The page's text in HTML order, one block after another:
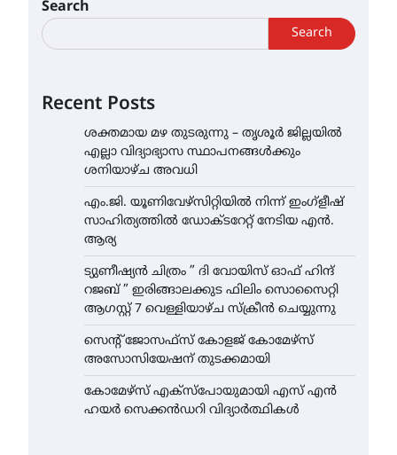
Search
Search
Recent Posts
ശക്തമായ മഴ തുടരുന്നു – തൃശൂർ ജില്ലയിൽ
എല്ലാ വിദ്യാഭ്യാസ സ്ഥാപനങ്ങൾക്കും
ശനിയാഴ്ച അവധി
എം.ജി. യൂണിവേഴ്‌സിറ്റിയിൽ നിന്ന് ഇംഗ്ളീഷ്
സാഹിത്യത്തിൽ ഡോക്ടറേറ്റ് നേടിയ എൻ.
ആര്യ
ട്യുണീഷ്യൻ ചിത്രം ” ദി വോയിസ് ഓഫ് ഹിന്ദ്
റജബ് ” ഇരിങ്ങാലക്കുട ഫിലിം സൊസൈറ്റി
ആഗസ്റ്റ് 7 വെള്ളിയാഴ്ച സ്‌ക്രീൻ ചെയ്യുന്നു
സെന്റ് ജോസഫ്സ് കോളജ് കോമേഴ്‌സ്
അസോസിയേഷന് തുടക്കമായി
കോമേഴ്സ് എക്സ്പോയുമായി എസ് എൻ
ഹയർ സെക്കൻഡറി വിദ്യാർത്ഥികൾ